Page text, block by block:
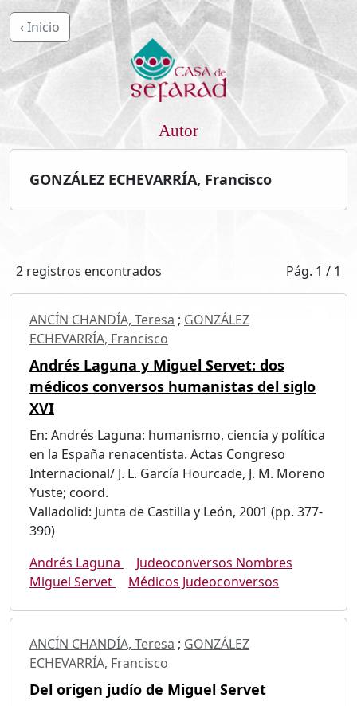
‹ Inicio
Autor
GONZÁLEZ ECHEVARRÍA, Francisco
2 registros encontrados Pág. 1 / 1
ANCÍN CHANDÍA, Teresa ; GONZÁLEZ
ECHEVARRÍA, Francisco
Andrés Laguna y Miguel Servet: dos
médicos conversos humanistas del siglo
XVI
En: Andrés Laguna: humanismo, ciencia y política
en la España renacentista. Actas Congreso
Internacional/ J. L. García Hourcade, J. M. Moreno
Yuste; coord.
Valladolid: Junta de Castilla y León, 2001 (pp. 377-
390)
Andrés Laguna
Judeoconversos Nombres
Miguel Servet
Médicos Judeoconversos
ANCÍN CHANDÍA, Teresa ; GONZÁLEZ
ECHEVARRÍA, Francisco
Del origen judío de Miguel Servet